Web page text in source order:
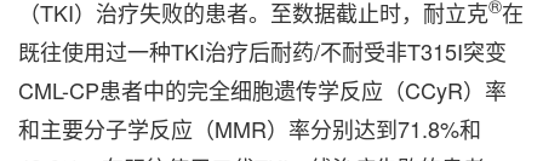
（TKI）治疗失败的患者。至数据截止时，耐立克®在
既往使用过一种TKI治疗后耐药/不耐受非T315I突变
CML-CP患者中的完全细胞遗传学反应（CCyR）率
和主要分子学反应（MMR）率分别达到71.8%和